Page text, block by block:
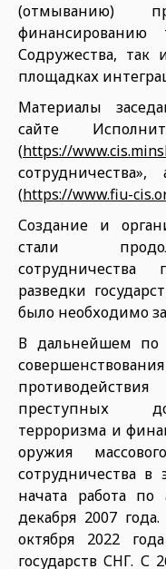
(от­мыванию)
Содружества,
площадках
Материалы
сайте
(https://
(https://www.fiu-
Создание и
стали
сотрудничества
разведки
было необходимо
В дальнейшем по
преступных
терроризма и
оружия
сотрудничества
начата работа по
декабря 2007
октября 2022
государств СНГ. С